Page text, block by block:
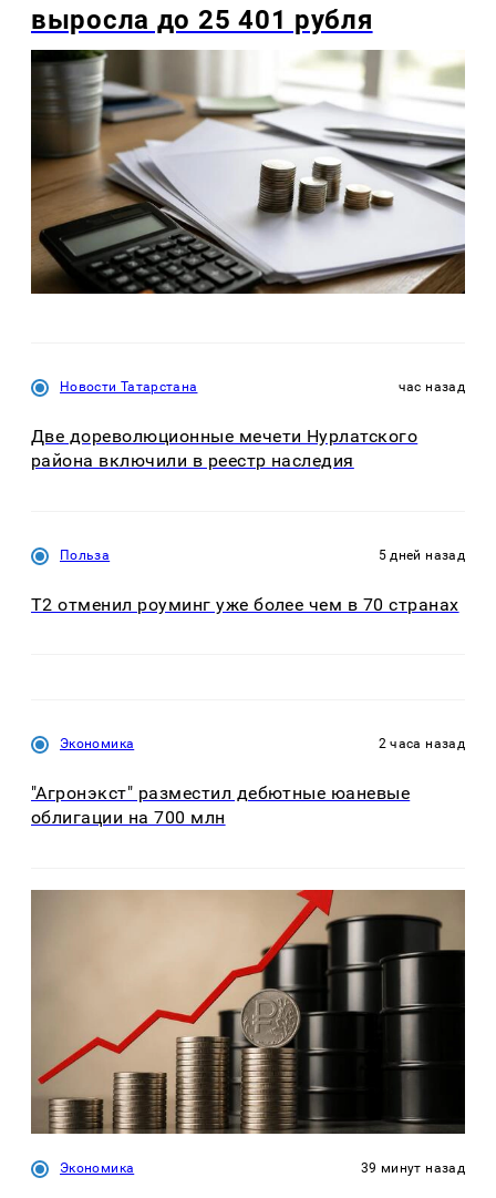
выросла до 25 401 рубля
Новости Татарстана час назад
Две дореволюционные мечети Нурлатского
района включили в реестр наследия
Польза 5 дней назад
Т2 отменил роуминг уже более чем в 70 странах
Экономика 2 часа назад
"Агронэкст" разместил дебютные юаневые
облигации на 700 млн
Экономика 39 минут назад